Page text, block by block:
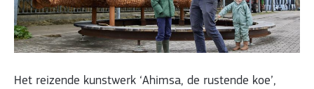
Het reizende kunstwerk ‘Ahimsa, de rustende koe’,